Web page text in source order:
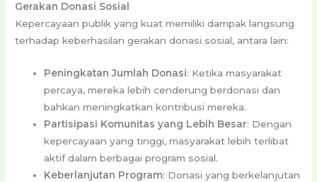
Gerakan Donasi Sosial
Kepercayaan publik yang kuat memiliki dampak langsung
terhadap keberhasilan gerakan donasi sosial, antara lain:
Peningkatan Jumlah Donasi: Ketika masyarakat
percaya, mereka lebih cenderung berdonasi dan
bahkan meningkatkan kontribusi mereka.
Partisipasi Komunitas yang Lebih Besar: Dengan
kepercayaan yang tinggi, masyarakat lebih terlibat
aktif dalam berbagai program sosial.
Keberlanjutan Program: Donasi yang berkelanjutan